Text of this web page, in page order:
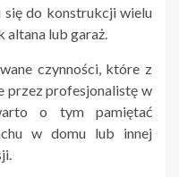
się do konstrukcji wielu
lub garaż.
czynności, które z
przez profesjonalistę w
o tym pamiętać
w domu lub innej